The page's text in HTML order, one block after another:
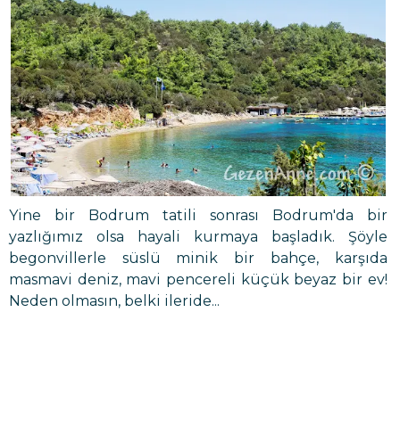
Yine bir Bodrum tatili sonrası Bodrum'da bir
yazlığımız olsa hayali kurmaya başladık. Şöyle
begonvillerle süslü minik bir bahçe, karşıda
masmavi deniz, mavi pencereli küçük beyaz bir ev!
Neden olmasın, belki ileride...